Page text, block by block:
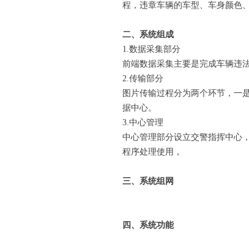
程，违章车辆的车型、车身颜色
二、系统组成
1.数据采集部分
前端数据采集主要是完成车辆违
2.传输部分
图片传输过程分为两个环节，一
据中心。
3.中心管理
中心管理部分设立交警指挥中心
程序处理使用，
三、系统组网
四、系统功能